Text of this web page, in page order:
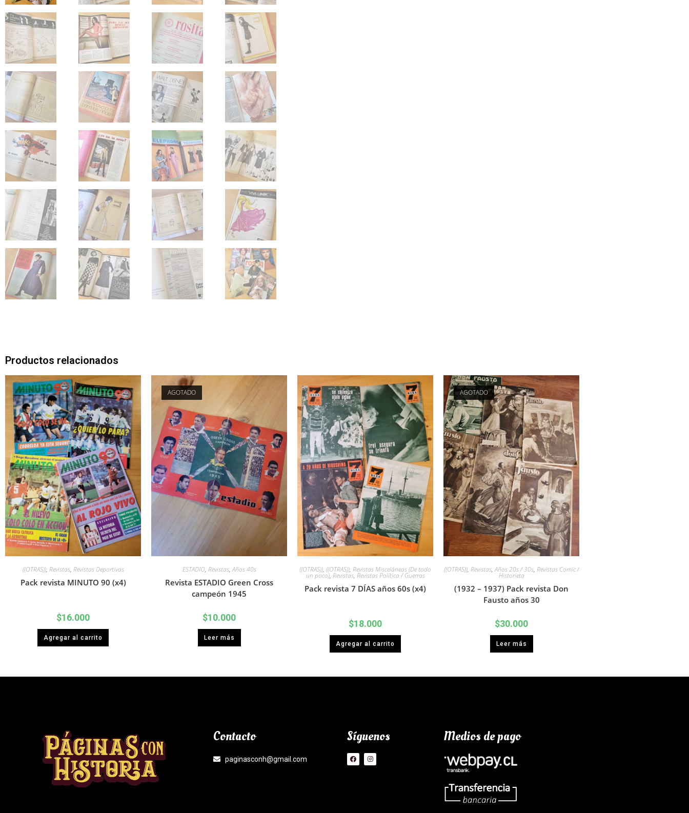
Productos relacionados
((OTRAS)), Revistas, Revistas Deportivas
Pack revista MINUTO 90 (x4)
$16.000
Agregar al carrito
AGOTADO
ESTADIO, Revistas,Años 40s
Revista ESTADIO Green Cross
campeón 1945
$10.000
Leer más
((OTRAS)), ((OTRAS)), Revistas Misceláneas (De todo
un poco), Revistas, Revistas Política / Guerras
Pack revista 7 DÍAS años 60s (x4)
$18.000
Agregar al carrito
AGOTADO
((OTRAS)), Revistas,Años 20s / 30s, Revistas Comic /
Historieta
(1932 – 1937) Pack revista Don
Fausto años 30
$30.000
Leer más
Contacto
paginasconh@gmail.com
Síguenos Medios de pago